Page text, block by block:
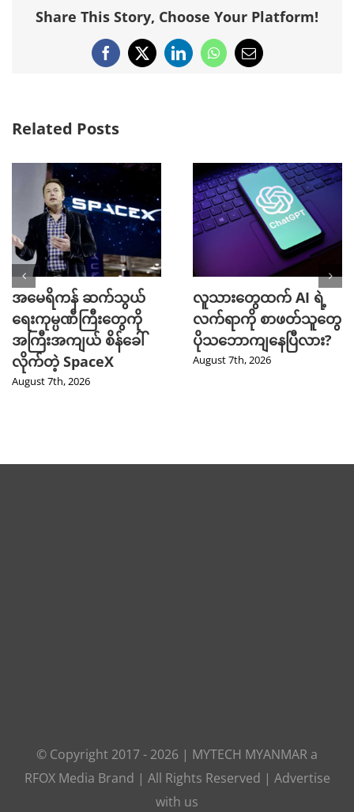
Share This Story, Choose Your Platform!
Facebook
X LinkedInWhatsApp
Email
Related Posts
အမေရိကန် ဆက်သွယ်
ရေးကုမ္ပဏီကြီးတွေကို
အကြီးအကျယ် စိန်ခေါ်
လိုက်တဲ့ SpaceX
August 7th, 2026
လူသားတွေထက် AI ရဲ့
လက်ရာကို စာဖတ်သူတွေ
ပိုသဘောကျနေပြီလား?
August 7th, 2026
© Copyright 2017 - 2026 | MYTECH MYANMAR a
RFOX Media Brand | All Rights Reserved | Advertise
with us